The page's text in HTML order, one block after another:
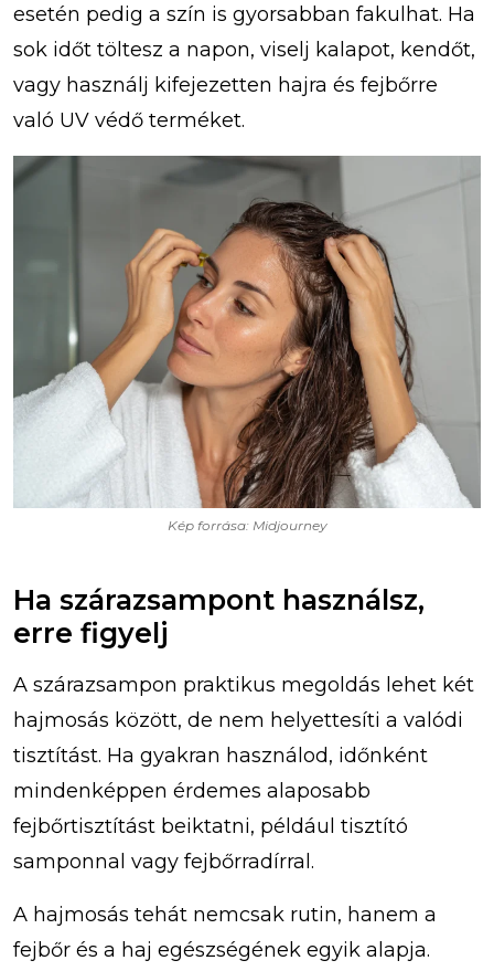
esetén pedig a szín is gyorsabban fakulhat. Ha
sok időt töltesz a napon, viselj kalapot, kendőt,
vagy használj kifejezetten hajra és fejbőrre
való UV védő terméket.
Kép forrása: Midjourney
Ha szárazsampont használsz,
erre figyelj
A szárazsampon praktikus megoldás lehet két
hajmosás között, de nem helyettesíti a valódi
tisztítást. Ha gyakran használod, időnként
mindenképpen érdemes alaposabb
fejbőrtisztítást beiktatni, például tisztító
samponnal vagy fejbőrradírral.
A hajmosás tehát nemcsak rutin, hanem a
fejbőr és a haj egészségének egyik alapja.